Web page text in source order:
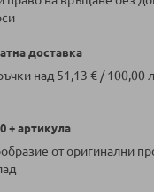
доставка
над 51,13 € / 100,00
+ артикула
от оригинални